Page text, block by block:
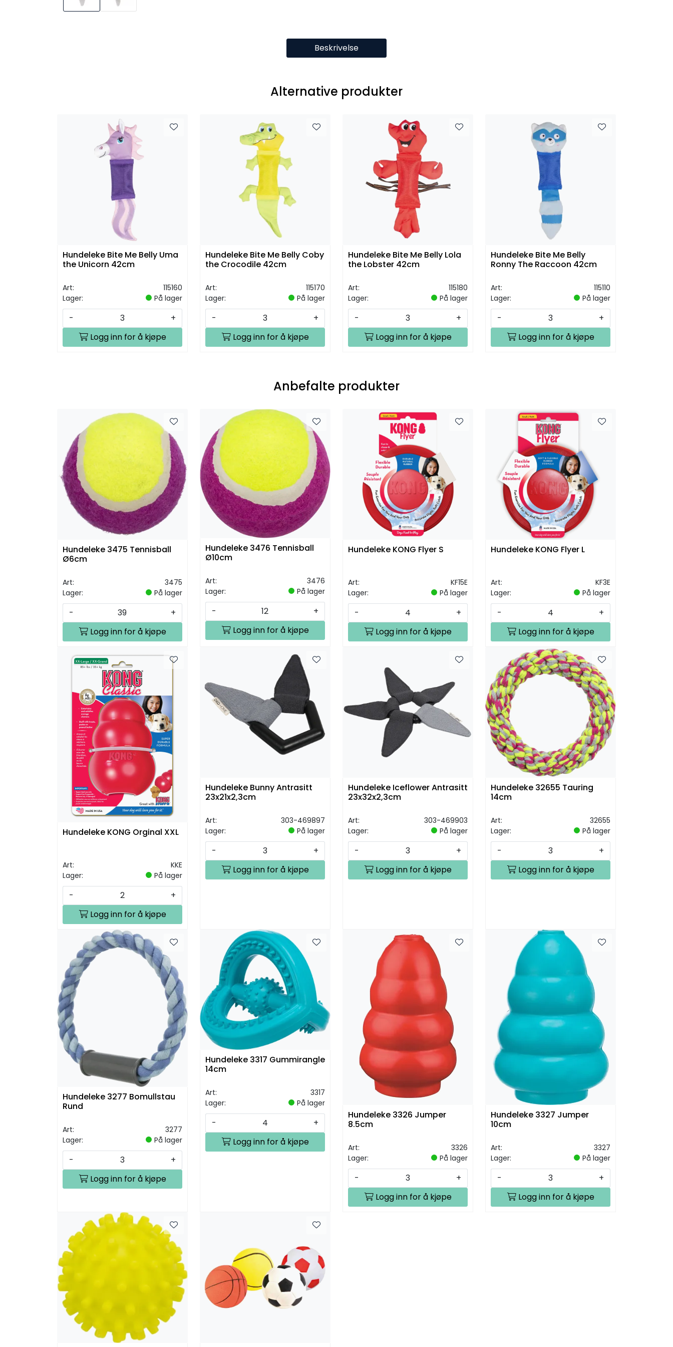
Beskrivelse
Alternative produkter
Hundeleke Bite Me Belly Uma
the Unicorn 42cm
Art:
115160
Lager:
På lager
-
+
Logg inn for å kjøpe
Hundeleke Bite Me Belly Coby
the Crocodile 42cm
Art:
115170
Lager:
På lager
-
+
Logg inn for å kjøpe
Hundeleke Bite Me Belly Lola
the Lobster 42cm
Art:
115180
Lager:
På lager
-
+
Logg inn for å kjøpe
Hundeleke Bite Me Belly
Ronny The Raccoon 42cm
Art:
115110
Lager:
På lager
-
+
Logg inn for å kjøpe
Anbefalte produkter
Hundeleke 3475 Tennisball
Ø6cm
Art:
3475
Lager:
På lager
-
+
Logg inn for å kjøpe
Hundeleke 3476 Tennisball
Ø10cm
Art:
3476
Lager:
På lager
-
+
Logg inn for å kjøpe
Hundeleke KONG Flyer S
Art:
KF15E
Lager:
På lager
-
+
Logg inn for å kjøpe
Hundeleke KONG Flyer L
Art:
KF3E
Lager:
På lager
-
+
Logg inn for å kjøpe
Hundeleke KONG Orginal XXL
Art:
KKE
Lager:
På lager
-
+
Logg inn for å kjøpe
Hundeleke Bunny Antrasitt
23x21x2,3cm
Art:
303-469897
Lager:
På lager
-
+
Logg inn for å kjøpe
Hundeleke Iceflower Antrasitt
23x32x2,3cm
Art:
303-469903
Lager:
På lager
-
+
Logg inn for å kjøpe
Hundeleke 32655 Tauring
14cm
Art:
32655
Lager:
På lager
-
+
Logg inn for å kjøpe
Hundeleke 3277 Bomullstau
Rund
Art:
3277
Lager:
På lager
-
+
Logg inn for å kjøpe
Hundeleke 3317 Gummirangle
14cm
Art:
3317
Lager:
På lager
-
+
Logg inn for å kjøpe
Hundeleke 3326 Jumper
8.5cm
Art:
3326
Lager:
På lager
-
+
Logg inn for å kjøpe
Hundeleke 3327 Jumper
10cm
Art:
3327
Lager:
På lager
-
+
Logg inn for å kjøpe